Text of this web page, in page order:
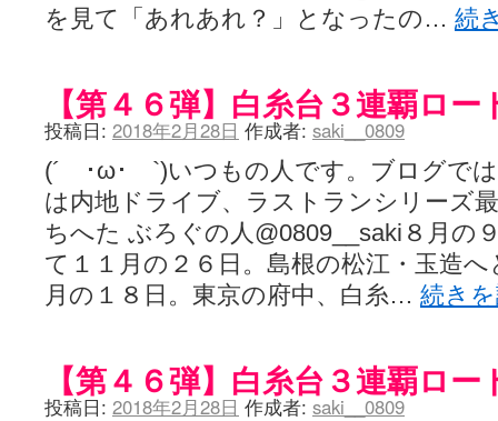
を見て「あれあれ？」となったの… 続
【第４６弾】白糸台３連覇ロー
投稿日: 2018年2月28日 作成者: saki__0809
(´ ･ω･ `)いつもの人です。ブログでは
は内地ドライブ、ラストランシリーズ
ちへた ぶろぐの人@0809__saki８月の
て１１月の２６日。島根の松江・玉造
月の１８日。東京の府中、白糸… 続き
【第４６弾】白糸台３連覇ロー
投稿日: 2018年2月28日 作成者: saki__0809